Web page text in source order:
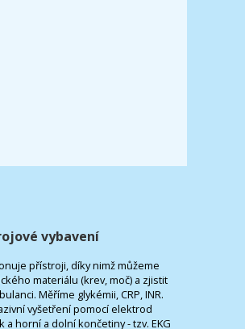
vybavení
přístroji, díky nimž můžeme
materiálu (krev, moč) a zjistit
Měříme glykémii, CRP, INR.
vyšetření pomocí elektrod
horní a dolní končetiny - tzv. EKG